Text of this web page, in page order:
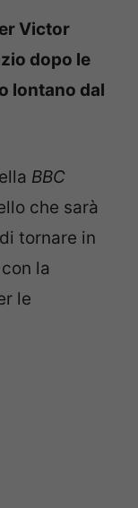
Victor
dopo le
lontano dal
BBC
che sarà
tornare in
la
le